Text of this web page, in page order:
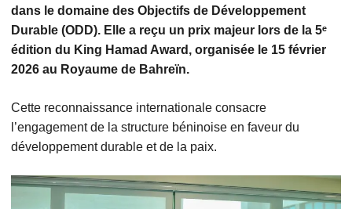
dans le domaine des Objectifs de Développement
Durable (ODD). Elle a reçu un prix majeur lors de la 5ᵉ
édition du King Hamad Award, organisée le 15 février
2026 au Royaume de Bahreïn.
Cette reconnaissance internationale consacre
l’engagement de la structure béninoise en faveur du
développement durable et de la paix.